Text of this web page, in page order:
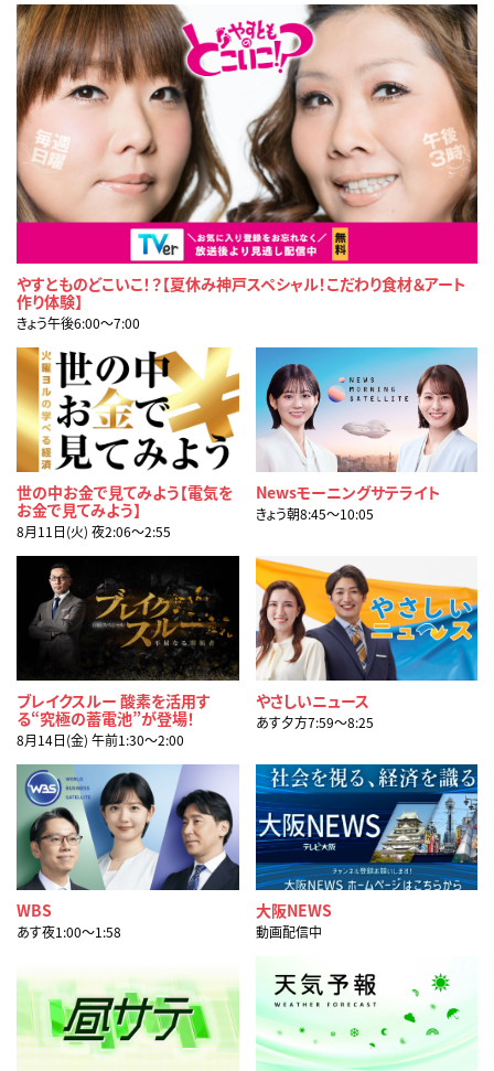
やすとものどこいこ！？【夏休み神戸スペシャル！こだわり食材＆アート
作り体験】
きょう午後6:00〜7:00
世の中お金で見てみよう【電気を
お金で見てみよう】
8月11日(火) 夜2:06〜2:55
Newsモーニングサテライト
きょう朝8:45〜10:05
ブレイクスルー 酸素を活用す
る“究極の蓄電池”が登場！
8月14日(金) 午前1:30〜2:00
やさしいニュース
あす夕方7:59〜8:25
WBS
あす夜1:00〜1:58
大阪NEWS
動画配信中